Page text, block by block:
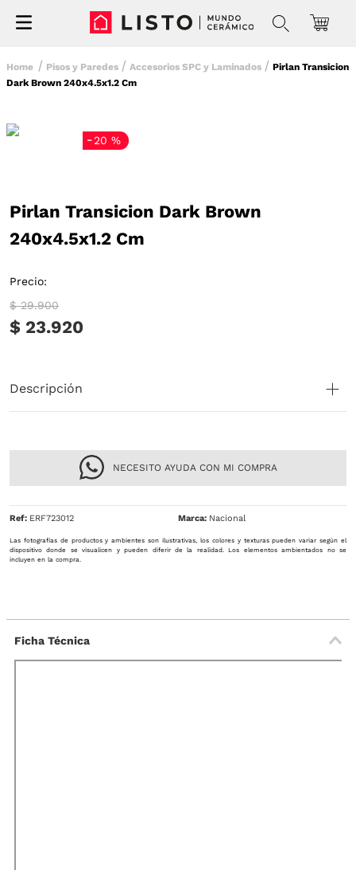
Pisos y Paredes Accesorios SPC y Laminados
Pirlan Transicion
Dark Brown 240x4.5x1.2 Cm
-20 %
Pirlan Transicion Dark Brown
240x4.5x1.2 Cm
Precio:
$ 29.900
$ 23.920
Descripción
NECESITO AYUDA CON MI COMPRA
Ref: ERF723012 Nacional
Las fotografías de productos y ambientes son ilustrativas, los colores y texturas pueden variar según el
dispositivo donde se visualicen y pueden diferir de la realidad. Los elementos ambientados no se
incluyen en la compra.
Ficha Técnica